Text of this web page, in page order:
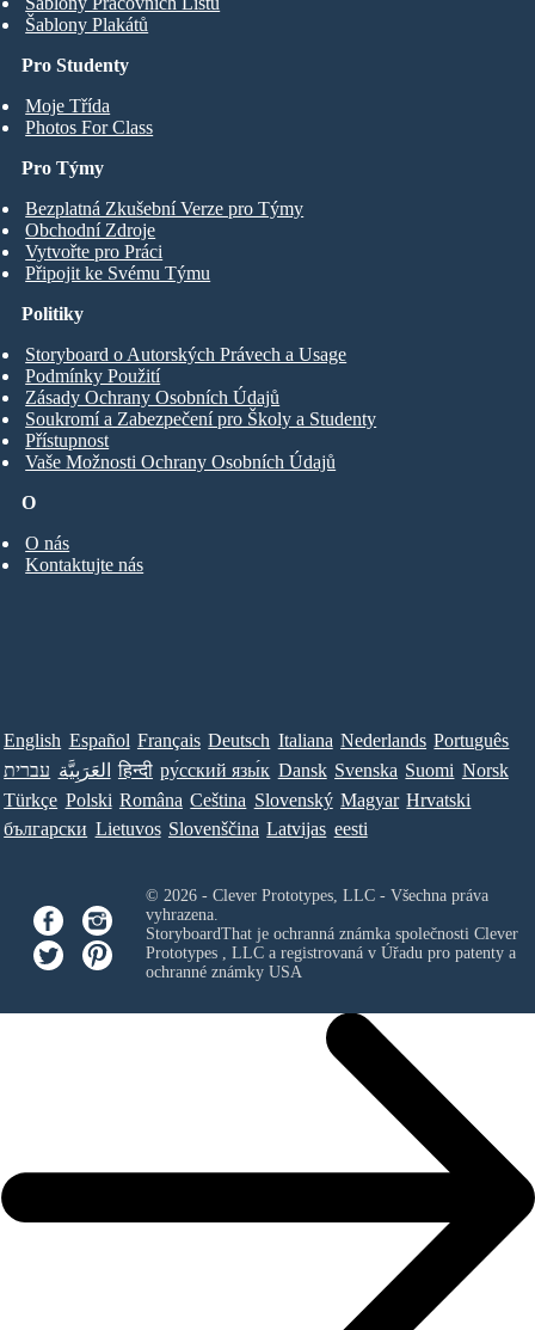
Pro Studenty
Moje Třída
Photos For Class
Šablony Plakátů
Pro Týmy
Bezplatná Zkušební Verze pro Týmy
Obchodní Zdroje
Vytvořte pro Práci
Připojit ke Svému Týmu
O
O nás
Kontaktujte nás
Politiky
Storyboard o Autorských Právech a Usage
Podmínky Použití
Zásady Ochrany Osobních Údajů
Soukromí a Zabezpečení pro Školy a Studenty
Přístupnost
Vaše Možnosti Ochrany Osobních Údajů
English Español Français Deutsch Italiana Nederlands Português
עברית العَرَبِيَّة हिन्दी ру́сский язы́к Dansk Svenska Suomi Norsk
Türkçe Polski Româna Ceština Slovenský Magyar Hrvatski
български Lietuvos Slovenščina Latvijas eesti
© 2026 - Clever Prototypes, LLC - Všechna práva
vyhrazena.
StoryboardThat je ochranná známka společnosti Clever
Prototypes , LLCa registrovaná v Úřadu pro patenty a
ochranné známky USA